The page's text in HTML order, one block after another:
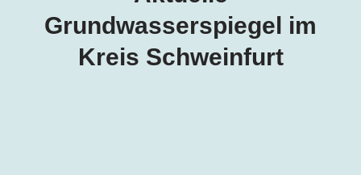
Grundwasserspiegel im
Kreis Schweinfurt